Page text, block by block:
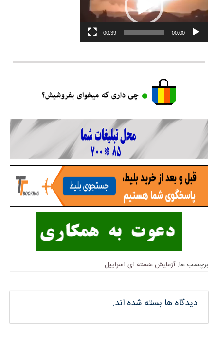
00:00
00:39
برچسب ها:آزمایش هسته ای اسراییل
دیدگاه ها بسته شده اند.